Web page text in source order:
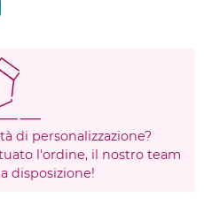
di personalizzazione?
l'ordine, il nostro team
disposizione!